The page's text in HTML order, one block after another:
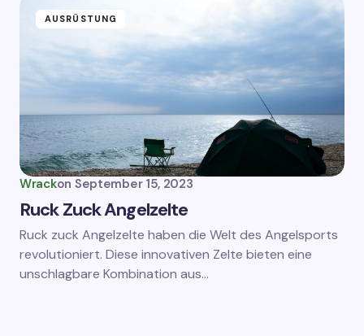
AUSRÜSTUNG
Wrackon September 15, 2023
Ruck Zuck Angelzelte
Ruck zuck Angelzelte haben die Welt des Angelsports
revolutioniert. Diese innovativen Zelte bieten eine
unschlagbare Kombination aus…